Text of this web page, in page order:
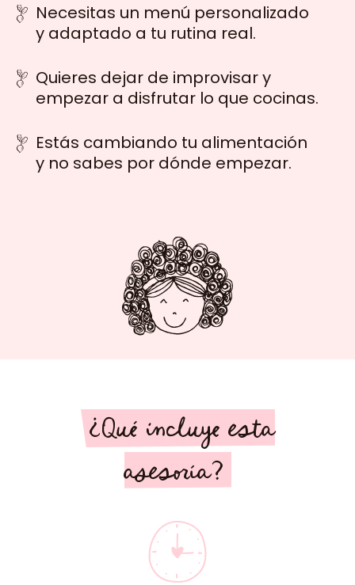
Necesitas un menú personalizado
y adaptado a tu rutina real.
Quieres dejar de improvisar y
empezar a disfrutar lo que cocinas.
Estás cambiando tu alimentación
y no sabes por dónde empezar.
¿Qué incluye esta
asesoría?